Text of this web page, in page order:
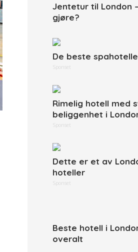
Jentetur til London
gjøre?
De beste
Sponset
Rimelig hotell med
beliggenhet i
Sponset
Dette er et av
hoteller
Sponset
Beste hotell i
overalt